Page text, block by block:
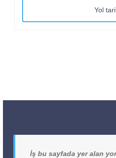
Yol
İş bu sayfada yer alan